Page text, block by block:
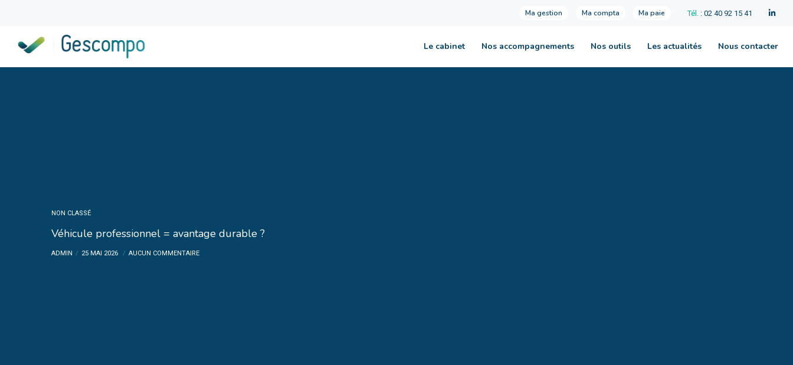
Ma gestion Ma compta Ma paie Tél. : 02 40 92 15 41
Le cabinet Nos accompagnements Nos outils Les actualités Nous contacter
NON CLASSÉ
Véhicule professionnel = avantage durable ?
ADMIN 25 MAI 2026 AUCUN COMMENTAIRE